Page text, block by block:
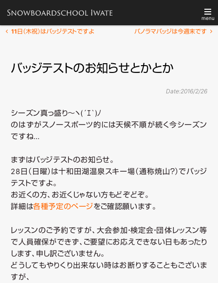
menu
メ
イ
コ
ン
テ
ン
へ
移
各種予定
検
投 11日（木祝）はバッジテストですよ パノラマバッジは今週末です
バッジテストのお知らせとかとか
Date:2016/2/26
シーズン真っ盛り～ヽ(´ｴ`)ﾉ
のはずがスノースポーツ的には天候不順が続く今シーズン
ですね…
まずはバッジテストのお知らせ。
28日（日曜）は十和田湖温泉スキー場（通称焼山？）でバッジ
テストですよ。
お近くの方、お近くじゃない方もどぞどぞ。
詳細は各種予定のページをご確認願います。
レッスンのご予約ですが、大会参加・検定会・団体レッスン等
で人員確保ができず、ご要望にお応えできない日もあったり
します、申し訳ございません。
どうしてもやりくり出来ない時はお断りすることもございま
すが、